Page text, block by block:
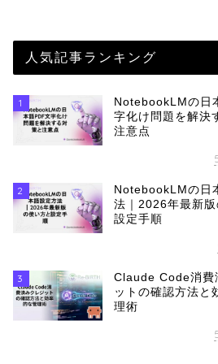
人気記事ランキング
1
NotebookLMの日
字化け問題を解決
注意点
2
NotebookLMの日
法｜2026年最新版
設定手順
3
Claude Code消費
ットの確認方法と
理術